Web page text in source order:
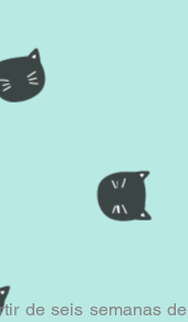
de seis semanas de